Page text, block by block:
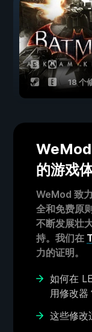
18 个
WeMod
的游戏
WeMod 致
全和免费原
不断发展壮
持。我们在
力的证明。
如何在
用修改器
这些修改